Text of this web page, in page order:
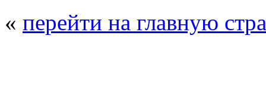
« перейти на главную